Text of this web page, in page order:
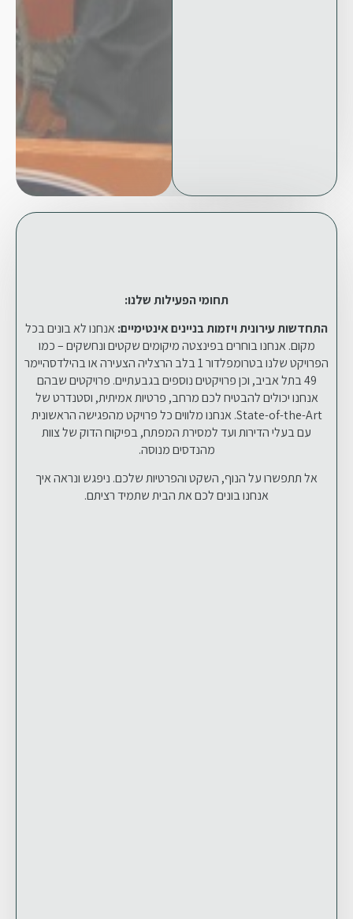
תחומי הפעילות שלנו:
התחדשות עירונית ויזמות בניינים אינטימיים: אנחנו לא בונים בכל
מקום. אנחנו בוחרים בפינצטה מיקומים שקטים ונחשקים – כמו
הפרויקט שלנו בטרומפלדור 1 בלב הרצליה הצעירה או בהילדסהיימר
49 בתל אביב, וכן פרויקטים נוספים בגבעתיים. פרויקטים שבהם
אנחנו יכולים להבטיח לכם מרחב, פרטיות אמיתית, וסטנדרט של
State-of-the-Art. אנחנו מלווים כל פרויקט מהפגישה הראשונית
עם בעלי הדירות ועד למסירת המפתח, בפיקוח הדוק של צוות
מהנדסים מנוסה.
אל תתפשרו על הנוף, השקט והפרטיות שלכם. ניפגש ונראה איך
אנחנו בונים לכם את הבית שתמיד רציתם.